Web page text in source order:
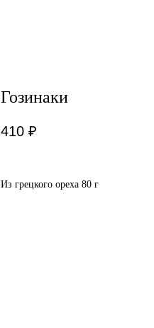
Гозинаки
410 ₽
Из грецкого ореха 80 г